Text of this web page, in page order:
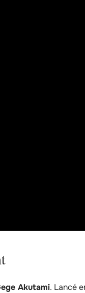
Akutami. Lancé